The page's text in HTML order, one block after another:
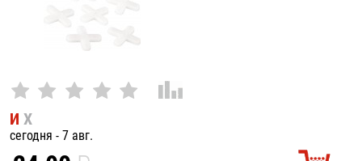
И Х
сегодня - 7 авг.